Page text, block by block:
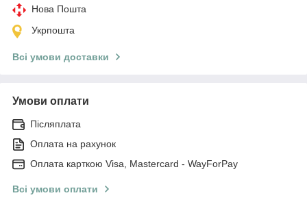
Нова Пошта
Укрпошта
Всі умови доставки
Умови оплати
Післяплата
Оплата на рахунок
Оплата карткою Visa, Mastercard - WayForPay
Всі умови оплати